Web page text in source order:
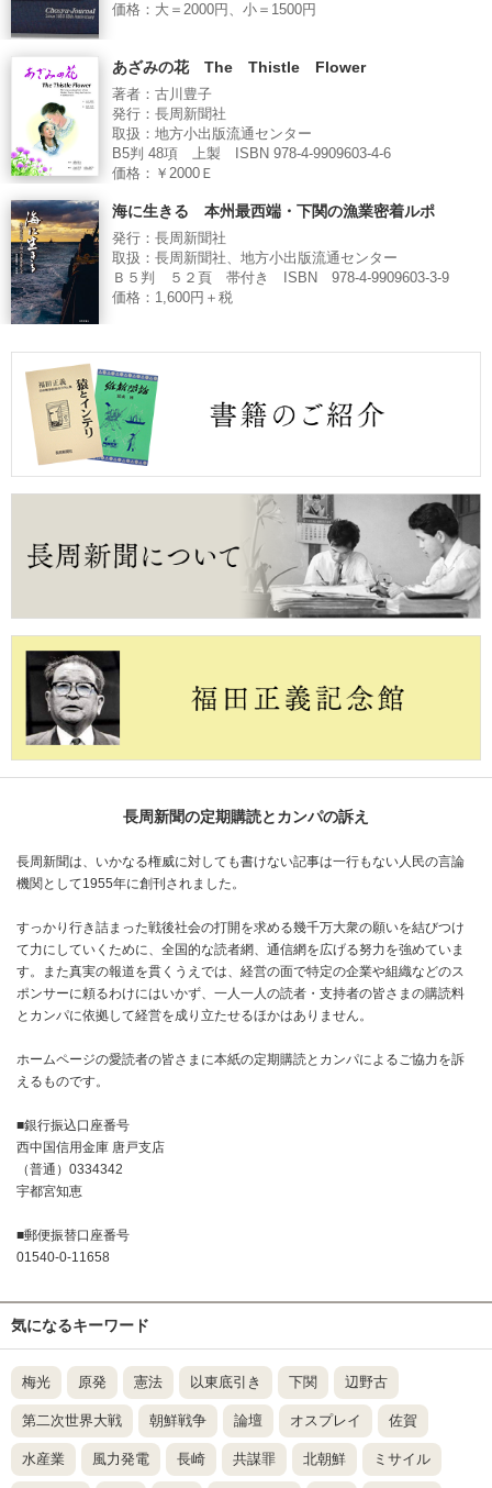
価格：大＝2000円、小＝1500円
あざみの花 The Thistle Flower
著者：古川豊子
発行：長周新聞社
取扱：地方小出版流通センター
B5判 48項 上製 ISBN 978-4-9909603-4-6
価格：￥2000Ｅ
海に生きる 本州最西端・下関の漁業密着ルポ
発行：長周新聞社
取扱：長周新聞社、地方小出版流通センター
Ｂ５判 ５２頁 帯付き ISBN 978-4-9909603-3-9
価格：1,600円＋税
長周新聞の定期購読とカンパの訴え
長周新聞は、いかなる権威に対しても書けない記事は一行もない人民の言論
機関として1955年に創刊されました。
すっかり行き詰まった戦後社会の打開を求める幾千万大衆の願いを結びつけ
て力にしていくために、全国的な読者網、通信網を広げる努力を強めていま
す。また真実の報道を貫くうえでは、経営の面で特定の企業や組織などのス
ポンサーに頼るわけにはいかず、一人一人の読者・支持者の皆さまの購読料
とカンパに依拠して経営を成り立たせるほかはありません。
ホームページの愛読者の皆さまに本紙の定期購読とカンパによるご協力を訴
えるものです。
■銀行振込口座番号
西中国信用金庫 唐戸支店
（普通）0334342
宇都宮知恵
■郵便振替口座番号
01540-0-11658
気になるキーワード
梅光 原発 憲法 以東底引き 下関 辺野古
第二次世界大戦 朝鮮戦争 論壇 オスプレイ 佐賀
水産業 風力発電 長崎 共謀罪 北朝鮮 ミサイル